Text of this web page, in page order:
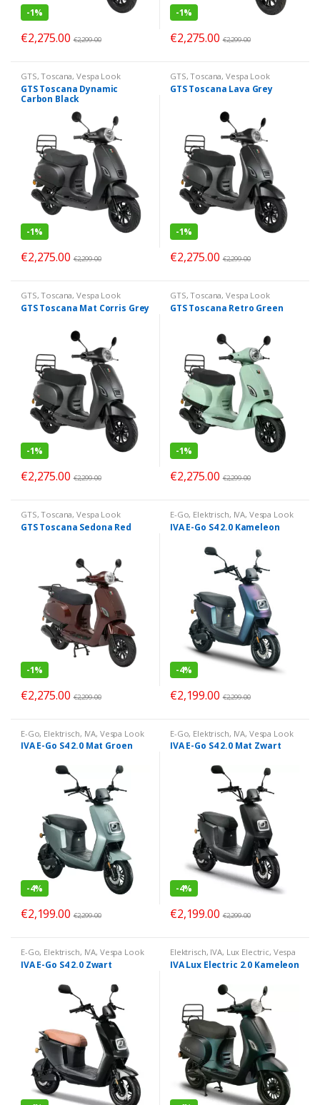
-1%
€2,275.00 €2,299.00
-1%
€2,275.00 €2,299.00
GTS,Toscana,Vespa Look
GTS Toscana Dynamic
Carbon Black
-1%
€2,275.00 €2,299.00
GTS,Toscana,Vespa Look
GTS Toscana Lava Grey
-1%
€2,275.00 €2,299.00
GTS,Toscana,Vespa Look
GTS Toscana Mat Corris Grey
-1%
€2,275.00 €2,299.00
GTS,Toscana,Vespa Look
GTS Toscana Retro Green
-1%
€2,275.00 €2,299.00
GTS,Toscana,Vespa Look
GTS Toscana Sedona Red
-1%
€2,275.00 €2,299.00
E-Go, Elektrisch, IVA, Vespa Look
IVA E-Go S4 2.0 Kameleon
-4%
€2,199.00 €2,299.00
E-Go, Elektrisch, IVA, Vespa Look
IVA E-Go S4 2.0 Mat Groen
-4%
€2,199.00 €2,299.00
E-Go, Elektrisch, IVA, Vespa Look
IVA E-Go S4 2.0 Mat Zwart
-4%
€2,199.00 €2,299.00
E-Go, Elektrisch, IVA, Vespa Look
IVA E-Go S4 2.0 Zwart
Elektrisch, IVA, Lux Electric, Vespa
Look
IVA Lux Electric 2.0 Kameleon